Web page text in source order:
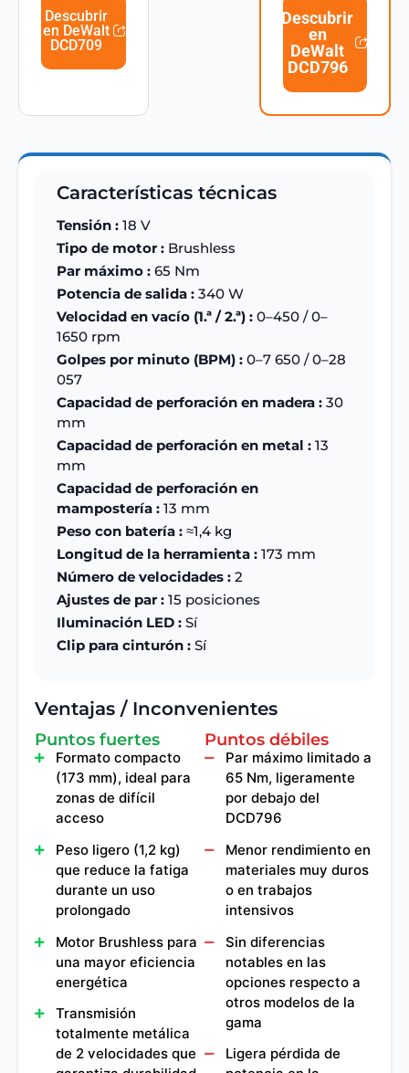
Descubrir
en DeWalt
DCD709
Descubrir
en
DeWalt
DCD796
Características técnicas
Tensión : 18 V
Tipo de motor : Brushless
Par máximo : 65 Nm
Potencia de salida : 340 W
Velocidad en vacío (1.ª / 2.ª) : 0–450 / 0–
1650 rpm
Golpes por minuto (BPM) : 0–7 650 / 0–28
057
Capacidad de perforación en madera : 30
mm
Capacidad de perforación en metal : 13
mm
Capacidad de perforación en
mampostería : 13 mm
Peso con batería : ≈1,4 kg
Longitud de la herramienta : 173 mm
Número de velocidades : 2
Ajustes de par : 15 posiciones
Iluminación LED : Sí
Clip para cinturón : Sí
Ventajas / Inconvenientes
Puntos fuertes
Formato compacto
(173 mm), ideal para
zonas de difícil
acceso
Peso ligero (1,2 kg)
que reduce la fatiga
durante un uso
prolongado
Motor Brushless para
una mayor eficiencia
energética
Transmisión
totalmente metálica
de 2 velocidades que
Puntos débiles
Par máximo limitado a
65 Nm, ligeramente
por debajo del
DCD796
Menor rendimiento en
materiales muy duros
o en trabajos
intensivos
Sin diferencias
notables en las
opciones respecto a
otros modelos de la
gama
Ligera pérdida de